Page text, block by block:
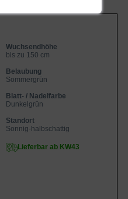
Wuchsendhöhe
bis zu 150 cm
Belaubung
Sommergrün
Blatt- / Nadelfarbe
Dunkelgrün
Standort
Sonnig-halbschattig
Lieferbar ab KW43